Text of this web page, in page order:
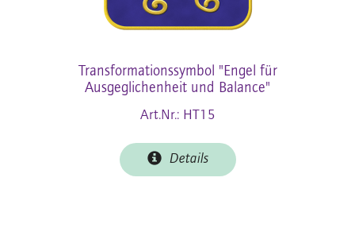
Transformationssymbol "Engel für
Ausgeglichenheit und Balance"
Art.Nr.: HT15
Details